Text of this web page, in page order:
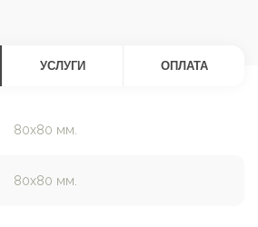
УСЛУГИ ОПЛАТА
80х80 мм.
80х80 мм.